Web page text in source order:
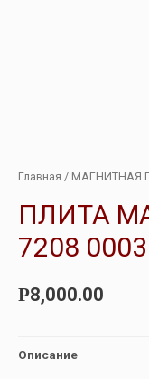
Главная / МАГНИТНАЯ
ПЛИТА
7208 0003
Р8,000.00
Описание